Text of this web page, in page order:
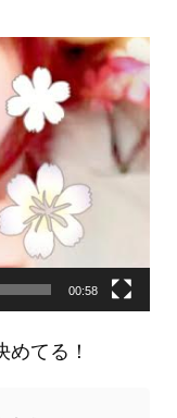
00:58
てる！